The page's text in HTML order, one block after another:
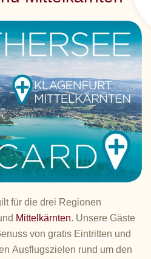
für die drei Regionen
Mittelkärnten. Unsere Gäste
von gratis Eintritten und
Ausflugszielen rund um den